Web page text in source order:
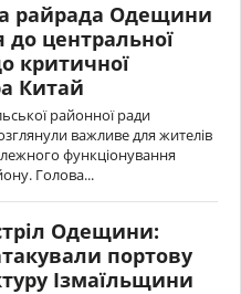
райрада Одещини
до центральної
критичної
Китай
районної ради
важливе для жителів
функціонування
Голова...
Одещини:
портову
Ізмаїльщини